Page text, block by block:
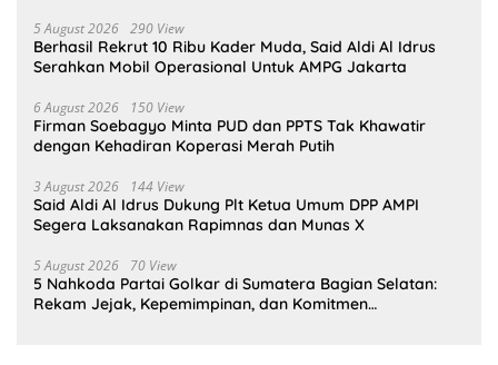
5 August 2026 290 View
Berhasil Rekrut 10 Ribu Kader Muda, Said Aldi Al Idrus
Serahkan Mobil Operasional Untuk AMPG Jakarta
6 August 2026 150 View
Firman Soebagyo Minta PUD dan PPTS Tak Khawatir
dengan Kehadiran Koperasi Merah Putih
3 August 2026 144 View
Said Aldi Al Idrus Dukung Plt Ketua Umum DPP AMPI
Segera Laksanakan Rapimnas dan Munas X
5 August 2026 70 View
5 Nahkoda Partai Golkar di Sumatera Bagian Selatan:
Rekam Jejak, Kepemimpinan, dan Komitmen